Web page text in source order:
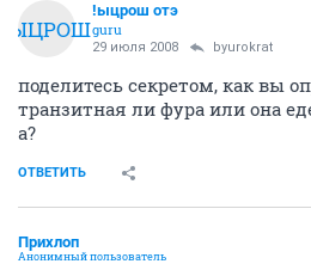
!ЫЦРОШ
!ыцрош отэ
guru
29 июля 2008 byurokrat
поделитесь секретом, как вы
транзитная ли фура или она
а?
ОТВЕТИТЬ
Прихлоп
Анонимный пользователь